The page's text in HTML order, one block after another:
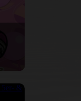
5er- &